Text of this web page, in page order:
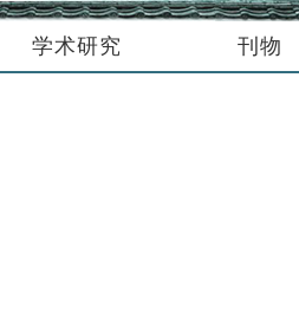
学术研究 刊物